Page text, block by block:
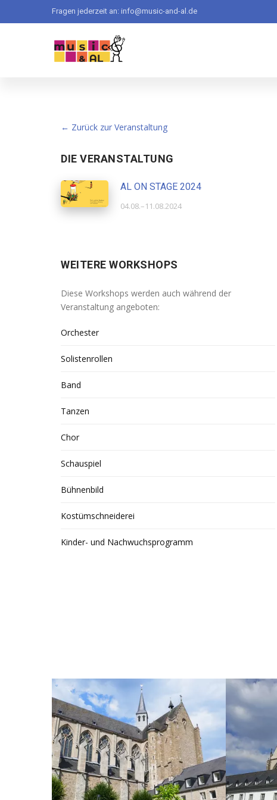
zum
Fragen jederzeit an: info@music-and-al.de
← Zurück zur Veranstaltung
DIE VERANSTALTUNG
AL ON STAGE 2024
04.08.–11.08.2024
WEITERE WORKSHOPS
Diese Workshops werden auch während der
Veranstaltung angeboten:
Orchester
Solistenrollen
Band
Tanzen
Chor
Schauspiel
Bühnenbild
Kostümschneiderei
Kinder- und Nachwuchsprogramm
ANZEIGEN